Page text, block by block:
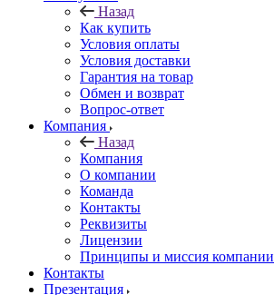
Назад
Как купить
Условия оплаты
Условия доставки
Гарантия на товар
Обмен и возврат
Вопрос-ответ
Компания
Назад
Компания
О компании
Команда
Контакты
Реквизиты
Лицензии
Принципы и миссия компании
Контакты
Презентация